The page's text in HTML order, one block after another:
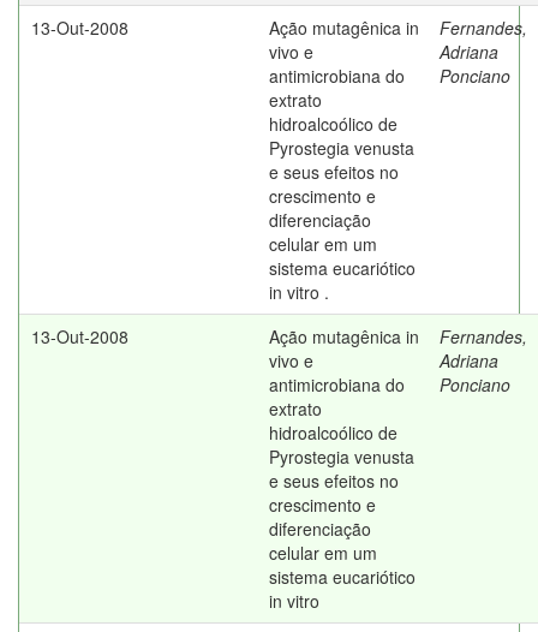
13-Out-2008
Ação mutagênica in
vivo e
antimicrobiana do
extrato
hidroalcoólico de
Pyrostegia venusta
e seus efeitos no
crescimento e
diferenciação
celular em um
sistema eucariótico
in vitro .
Fernandes,
Adriana
Ponciano
13-Out-2008
Ação mutagênica in
vivo e
antimicrobiana do
extrato
hidroalcoólico de
Pyrostegia venusta
e seus efeitos no
crescimento e
diferenciação
celular em um
sistema eucariótico
in vitro
Fernandes,
Adriana
Ponciano